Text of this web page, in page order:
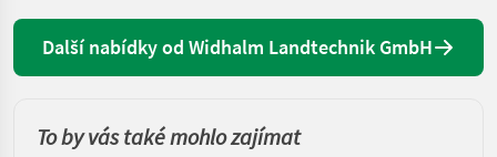
Další nabídky od Widhalm Landtechnik GmbH
To by vás také mohlo zajímat